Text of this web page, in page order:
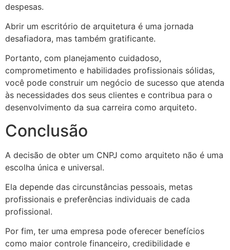
despesas.
Abrir um escritório de arquitetura é uma jornada
desafiadora, mas também gratificante.
Portanto, com planejamento cuidadoso,
comprometimento e habilidades profissionais sólidas,
você pode construir um negócio de sucesso que atenda
às necessidades dos seus clientes e contribua para o
desenvolvimento da sua carreira como arquiteto.
Conclusão
A decisão de obter um CNPJ como arquiteto não é uma
escolha única e universal.
Ela depende das circunstâncias pessoais, metas
profissionais e preferências individuais de cada
profissional.
Por fim, ter uma empresa pode oferecer benefícios
como maior controle financeiro, credibilidade e